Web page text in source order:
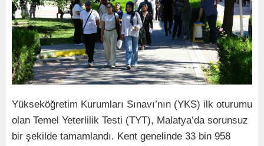
Yükseköğretim Kurumları Sınavı’nın (YKS) ilk oturumu
olan Temel Yeterlilik Testi (TYT), Malatya’da sorunsuz
bir şekilde tamamlandı. Kent genelinde 33 bin 958